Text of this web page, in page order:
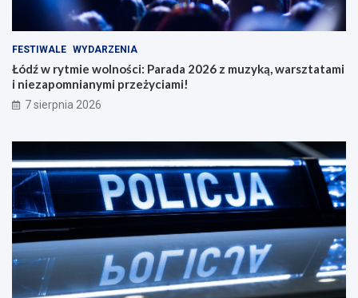
FESTIWALE WYDARZENIA
Łódź w rytmie wolności: Parada 2026 z muzyką, warsztatami
i niezapomnianymi przeżyciami!
7 sierpnia 2026